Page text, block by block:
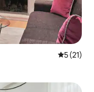
5 de uma
5 (21)